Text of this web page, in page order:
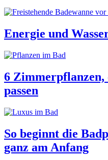
Energie und
6 Zimmerpflanzen,
passen
So beginnt die
ganz am Anfang